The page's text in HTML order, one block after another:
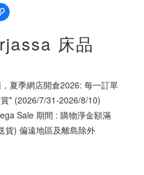
床品
夏季網店開倉2026: 每一訂單
* (2026/7/31-2026/8/10)
Sale 期間 : 購物淨金額滿
貨) 偏遠地區及離島除外